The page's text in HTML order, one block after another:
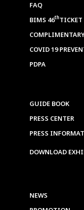
FAQ
BIMS 46thTICKET
COVID 19
PDPA
GUIDE BOOK
PRESS CENTER
PRESS
DOWNLOAD
NEWS